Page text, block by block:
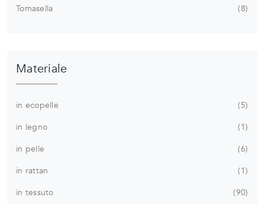
Tomasella
8
Materiale
in ecopelle
5
in legno
1
in pelle
6
in rattan
1
in tessuto
90